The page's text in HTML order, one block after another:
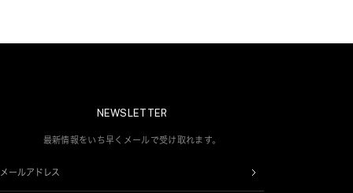
NEWSLETTER
最新情報をいち早くメールで受け取れます。
メールアドレス